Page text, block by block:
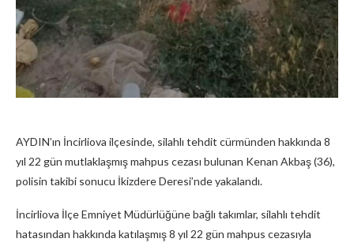
AYDIN’ın İncirliova ilçesinde, silahlı tehdit cürmünden hakkında 8
yıl 22 gün mutlaklaşmış mahpus cezası bulunan Kenan Akbaş (36),
polisin takibi sonucu İkizdere Deresi’nde yakalandı.
İncirliova İlçe Emniyet Müdürlüğüne bağlı takımlar, silahlı tehdit
hatasından hakkında katılaşmış 8 yıl 22 gün mahpus cezasıyla